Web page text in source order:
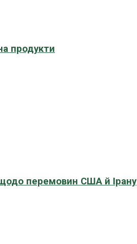
продукти
перемовин США й Ірану